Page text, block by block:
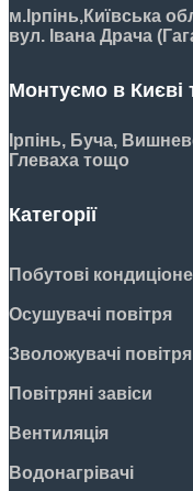
м.Ірпінь,Київська
вул. Івана Драча
Монтуємо в Києві
Ірпінь, Буча,
Глеваха тощо
Категорії
Побутові
Осушувачі повітря
Зволожувачі повітря
Повітряні завіси
Вентиляція
Водонагрівачі